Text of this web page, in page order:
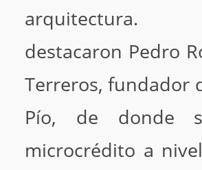
arquitectura.
destacaron Pedro
Terreros, fundador
Pío, de donde
microcrédito a